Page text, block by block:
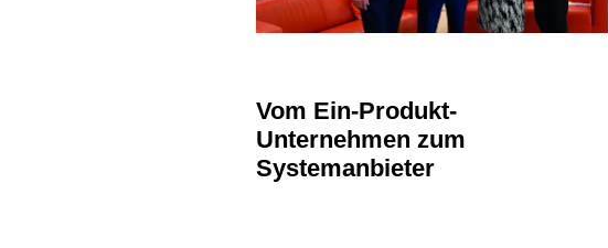
Vom Ein-Produkt-
Unternehmen zum
Systemanbieter